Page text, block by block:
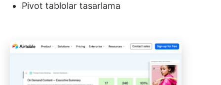
Pivot tablolar tasarlama